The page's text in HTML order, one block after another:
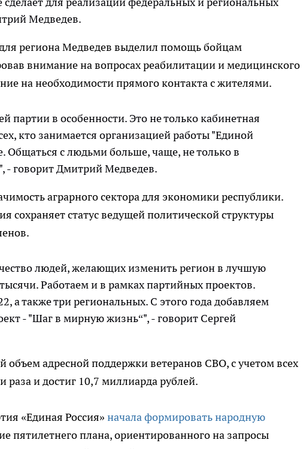
Медведев.
региона Медведев выделил помощь бойцам
внимание на вопросах реабилитации и медицинского
на необходимости прямого контакта с жителями.
партии в особенности. Это не только кабинетная
кто занимается организацией работы "Единой
Общаться с людьми больше, чаще, не только в
- говорит Дмитрий Медведев.
аграрного сектора для экономики республики.
сохраняет статус ведущей политической структуры
людей, желающих изменить регион в лучшую
Работаем и в рамках партийных проектов.
а также три региональных. С этого года добавляем
- "Шаг в мирную жизнь“", - говорит Сергей
адресной поддержки ветеранов СВО, с учетом всех
и достиг 10,7 миллиарда рублей.
«Единая Россия» начала формировать народную
пятилетнего плана, ориентированного на запросы